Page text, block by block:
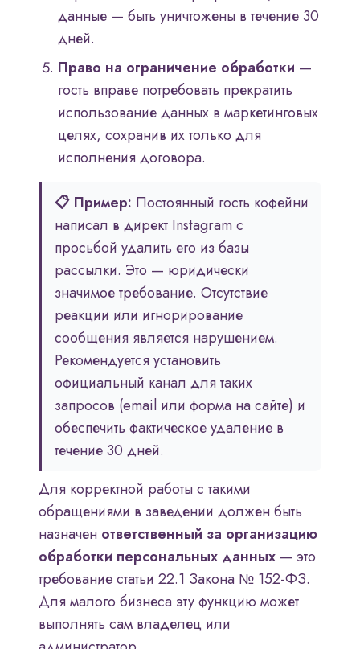
данные — быть уничтожены в течение 30
дней.
Право на ограничение обработки —
гость вправе потребовать прекратить
использование данных в маркетинговых
целях, сохранив их только для
исполнения договора.
📋 Пример: Постоянный гость кофейни
написал в директ Instagram с
просьбой удалить его из базы
рассылки. Это — юридически
значимое требование. Отсутствие
реакции или игнорирование
сообщения является нарушением.
Рекомендуется установить
официальный канал для таких
запросов (email или форма на сайте) и
обеспечить фактическое удаление в
течение 30 дней.
Для корректной работы с такими
обращениями в заведении должен быть
назначен ответственный за организацию
обработки персональных данных — это
требование статьи 22.1 Закона № 152-ФЗ.
Для малого бизнеса эту функцию может
выполнять сам владелец или